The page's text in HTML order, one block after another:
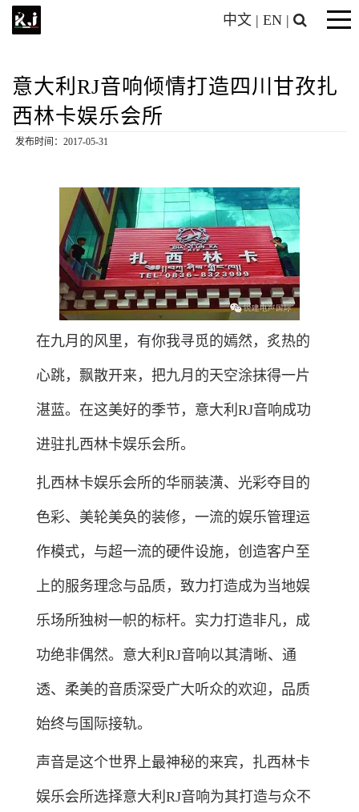
中文 | EN |
意大利RJ音响倾情打造四川甘孜扎
西林卡娱乐会所
发布时间：2017-05-31
在九月的风里，有你我寻觅的嫣然，炙热的
心跳，飘散开来，把九月的天空涂抹得一片
湛蓝。在这美好的季节，意大利RJ音响成功
进驻扎西林卡娱乐会所。
扎西林卡娱乐会所的华丽装潢、光彩夺目的
色彩、美轮美奂的装修，一流的娱乐管理运
作模式，与超一流的硬件设施，创造客户至
上的服务理念与品质，致力打造成为当地娱
乐场所独树一帜的标杆。实力打造非凡，成
功绝非偶然。意大利RJ音响以其清晰、通
透、柔美的音质深受广大听众的欢迎，品质
始终与国际接轨。
声音是这个世界上最神秘的来宾，扎西林卡
娱乐会所选择意大利RJ音响为其打造与众不